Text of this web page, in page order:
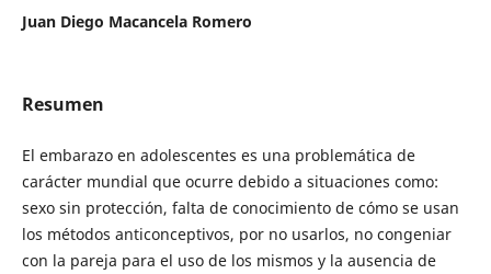
Juan Diego Macancela Romero
Resumen
El embarazo en adolescentes es una problemática de
carácter mundial que ocurre debido a situaciones como:
sexo sin protección, falta de conocimiento de cómo se usan
los métodos anticonceptivos, por no usarlos, no congeniar
con la pareja para el uso de los mismos y la ausencia de